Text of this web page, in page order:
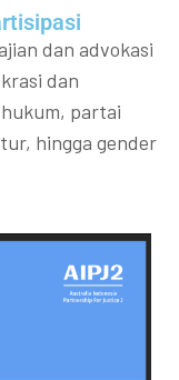
dan advokasi
dan
partai
hingga gender